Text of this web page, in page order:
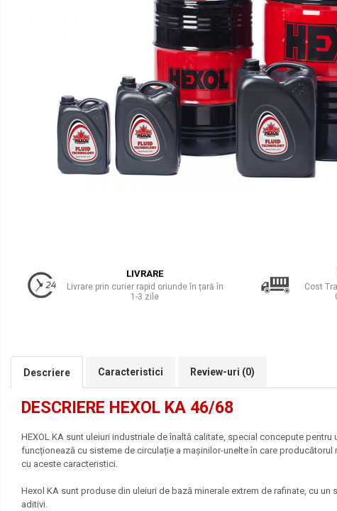
Uleiuri Transmisie Autoturisme
Uleiuri Transmisie Motociclete
Uleiuri Transmisie Utilaje
Uleiuri Transmisie Utilaje Agricole
Uleiuri Transmisie Vehicule
Comerciale
Lichide Răcire Vehicule Comerciale
Lichide Frână
Lichide Hidraulice
Lichide Suspensie
Lichide Întreținere
Aditivi
Lichide Întreținere Autoturisme
Lichide Întreținere Camioane
LIVRARE
Livrare prin curier rapid oriunde în țară în
1-3 zile
Cost
Descriere Caracteristici Review-uri (0)
DESCRIERE HEXOL KA 46/68
HEXOL KA sunt uleiuri industriale de înaltă calitate, special concepute
funcționează cu sisteme de circulație a mașinilor-unelte în care producătorul
cu aceste caracteristici.
Hexol KA sunt produse din uleiuri de bază minerale extrem de rafinate, cu
aditivi.